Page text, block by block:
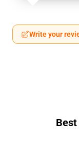
Write your